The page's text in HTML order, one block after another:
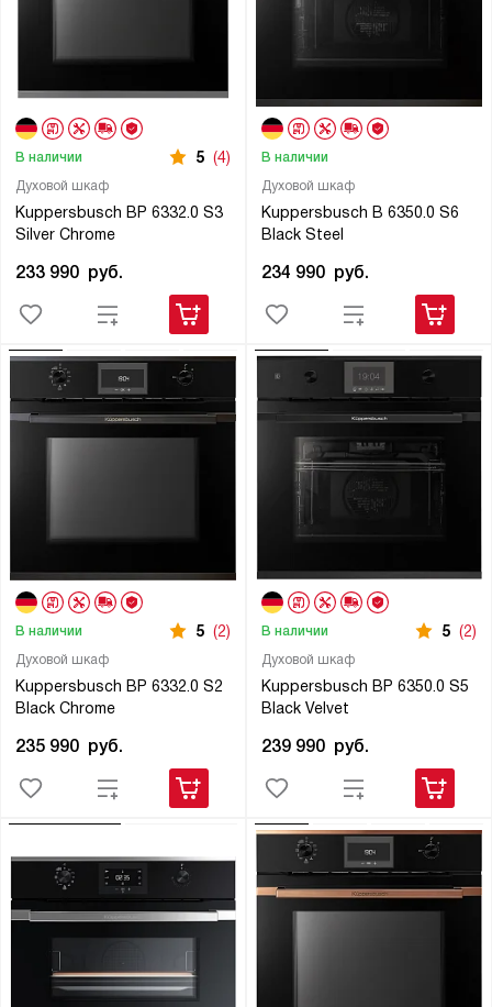
Духовой шкаф
Kuppersbusch BP 6332.0 S3
Silver Chrome
В наличии 5 (4)
233 990 руб.
Духовой шкаф
Kuppersbusch B 6350.0 S6
Black Steel
В наличии
234 990 руб.
Духовой шкаф
Kuppersbusch BP 6332.0 S2
Black Chrome
В наличии 5 (2)
235 990 руб.
Духовой шкаф
Kuppersbusch BP 6350.0 S5
Black Velvet
В наличии 5 (2)
239 990 руб.